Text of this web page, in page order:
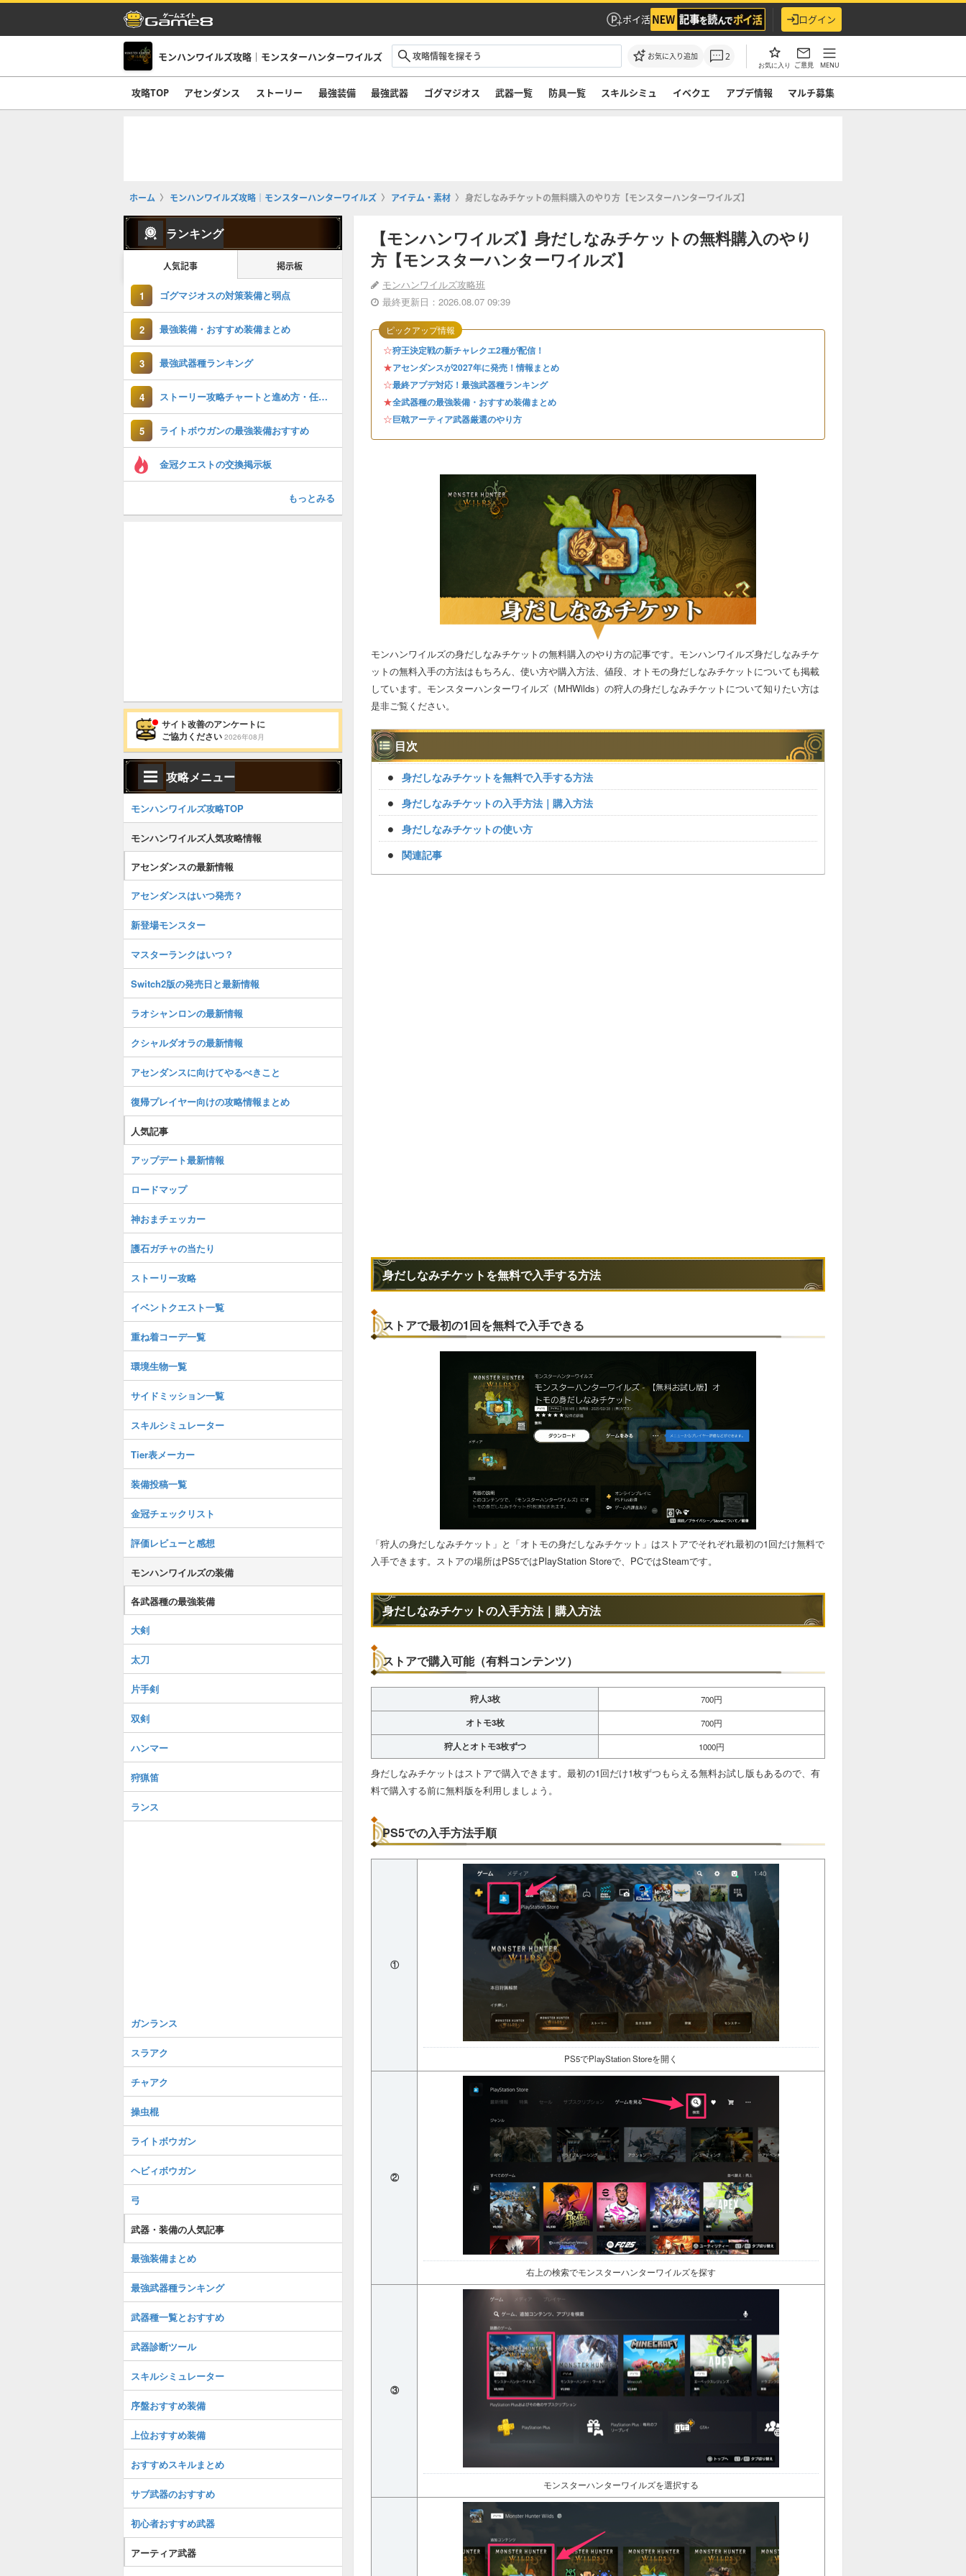
ポイ活 ログイン
モンハンワイルズ攻略｜モンスターハンターワイルズ お気に入り追加 2
お気に入り ご意見 MENU
攻略TOP アセンダンス ストーリー 最強装備 最強武器 ゴグマジオス 武器一覧 防具一覧 スキルシミュ イベクエ アプデ情報 マルチ募集
ホーム モンハンワイルズ攻略｜モンスターハンターワイルズ アイテム・素材 身だしなみチケットの無料購入のやり方【モンスターハンターワイルズ】
【モンハンワイルズ】身だしなみチケットの無料購入のやり
方【モンスターハンターワイルズ】
モンハンワイルズ攻略班
最終更新日：2026.08.07 09:39
☆狩王決定戦の新チャレクエ2種が配信！
★アセンダンスが2027年に発売！情報まとめ
☆最終アプデ対応！最強武器種ランキング
★全武器種の最強装備・おすすめ装備まとめ
☆巨戟アーティア武器厳選のやり方
ピックアップ情報
モンハンワイルズの身だしなみチケットの無料購入のやり方の記事です。モンハンワイルズ身だしなみチケ
ットの無料入手の方法はもちろん、使い方や購入方法、値段、オトモの身だしなみチケットについても掲載
しています。モンスターハンターワイルズ（MHWilds）の狩人の身だしなみチケットについて知りたい方は
是非ご覧ください。
目次
身だしなみチケットを無料で入手する方法
身だしなみチケットの入手方法｜購入方法
身だしなみチケットの使い方
関連記事
身だしなみチケットを無料で入手する方法
ストアで最初の1回を無料で入手できる
「狩人の身だしなみチケット」と「オトモの身だしなみチケット」はストアでそれぞれ最初の1回だけ無料で
入手できます。ストアの場所はPS5ではPlayStation Storeで、PCではSteamです。
身だしなみチケットの入手方法｜購入方法
ストアで購入可能（有料コンテンツ）
狩人3枚 700円
オトモ3枚 700円
狩人とオトモ3枚ずつ 1000円
身だしなみチケットはストアで購入できます。最初の1回だけ1枚ずつもらえる無料お試し版もあるので、有
料で購入する前に無料版を利用しましょう。
PS5での入手方法手順
①
PS5でPlayStation Storeを開く
②
右上の検索でモンスターハンターワイルズを探す
③
モンスターハンターワイルズを選択する
ランキング
人気記事 掲示板
1 ゴグマジオスの対策装備と弱点
2 最強装備・おすすめ装備まとめ
3 最強武器種ランキング
4 ストーリー攻略チャートと進め方・任務クエスト
5 ライトボウガンの最強装備おすすめ
金冠クエストの交換掲示板
もっとみる
サイト改善のアンケートに
ご協力ください 2026年08月
攻略メニュー
モンハンワイルズ攻略TOP
モンハンワイルズ人気攻略情報
アセンダンスの最新情報
アセンダンスはいつ発売？
新登場モンスター
マスターランクはいつ？
Switch2版の発売日と最新情報
ラオシャンロンの最新情報
クシャルダオラの最新情報
アセンダンスに向けてやるべきこと
復帰プレイヤー向けの攻略情報まとめ
人気記事
アップデート最新情報
ロードマップ
神おまチェッカー
護石ガチャの当たり
ストーリー攻略
イベントクエスト一覧
重ね着コーデ一覧
環境生物一覧
サイドミッション一覧
スキルシミュレーター
Tier表メーカー
装備投稿一覧
金冠チェックリスト
評価レビューと感想
モンハンワイルズの装備
各武器種の最強装備
大剣
太刀
片手剣
双剣
ハンマー
狩猟笛
ランス
ガンランス
スラアク
チャアク
操虫棍
ライトボウガン
ヘビィボウガン
弓
武器・装備の人気記事
最強装備まとめ
最強武器種ランキング
武器種一覧とおすすめ
武器診断ツール
スキルシミュレーター
序盤おすすめ装備
上位おすすめ装備
おすすめスキルまとめ
サブ武器のおすすめ
初心者おすすめ武器
アーティア武器